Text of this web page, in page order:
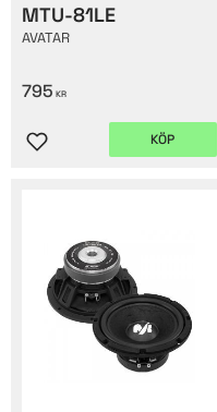
MTU-81LE
AVATAR
795 KR
Lägg till i favoriter
KÖP